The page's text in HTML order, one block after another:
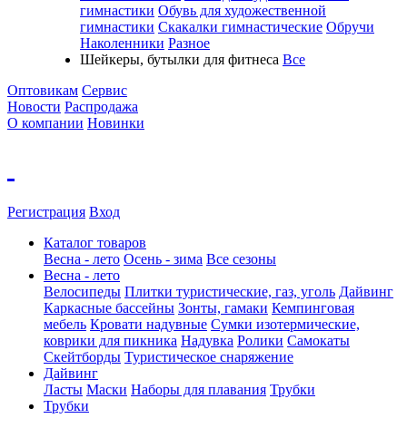
гимнастики Обувь для художественной
гимнастики Скакалки гимнастические Обручи
Наколенники Разное
Шейкеры, бутылки для фитнеса Все
Оптовикам Сервис
Новости Распродажа
О компании Новинки
Регистрация Вход
Каталог товаров
Весна - лето Осень - зима Все сезоны
Весна - лето
Велосипеды Плитки туристические, газ, уголь Дайвинг
Каркасные бассейны Зонты, гамаки Кемпинговая
мебель Кровати надувные Cумки изотермические,
коврики для пикника Надувка Ролики Самокаты
Скейтборды Туристическое снаряжение
Дайвинг
Ласты Маски Наборы для плавания Трубки
Трубки